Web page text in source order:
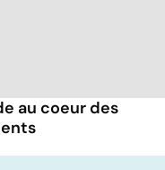
au coeur des